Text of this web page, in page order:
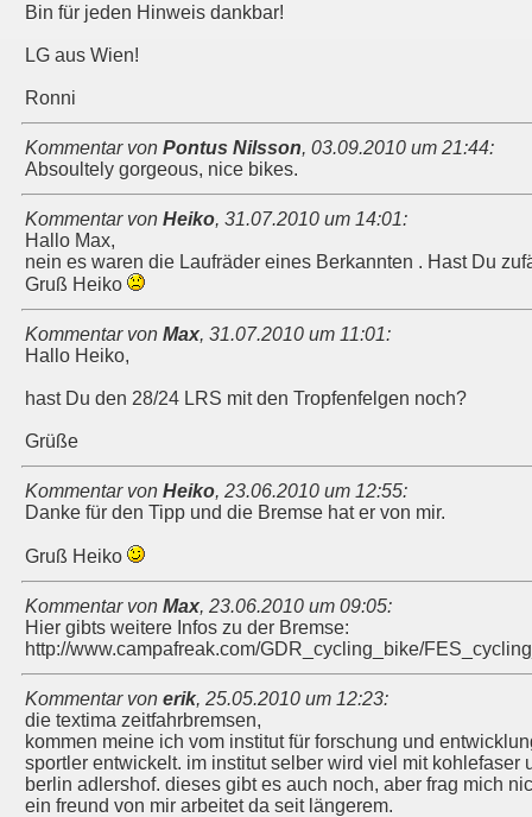
Bin für jeden Hinweis dankbar!
LG aus Wien!
Ronni
Kommentar von Pontus Nilsson, 03.09.2010 um 21:44:
Absoultely gorgeous, nice bikes.
Kommentar von Heiko, 31.07.2010 um 14:01:
Hallo Max,
nein es waren die Laufräder eines Berkannten . Hast Du
Gruß Heiko
Kommentar von Max, 31.07.2010 um 11:01:
Hallo Heiko,
hast Du den 28/24 LRS mit den Tropfenfelgen noch?
Grüße
Kommentar von Heiko, 23.06.2010 um 12:55:
Danke für den Tipp und die Bremse hat er von mir.
Gruß Heiko
Kommentar von Max, 23.06.2010 um 09:05:
Hier gibts weitere Infos zu der Bremse:
http://www.campafreak.com/GDR_cycling_bike/
Kommentar von erik, 25.05.2010 um 12:23:
die textima zeitfahrbremsen,
kommen meine ich vom institut für forschung und
sportler entwickelt. im institut selber wird viel mit
berlin adlershof. dieses gibt es auch noch, aber frag mich
ein freund von mir arbeitet da seit längerem.